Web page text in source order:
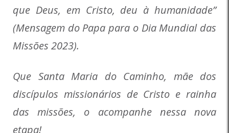
que Deus, em Cristo, deu à humanidade”
(Mensagem do Papa para o Dia Mundial das
Missões 2023).
Que Santa Maria do Caminho, mãe dos
discípulos missionários de Cristo e rainha
das missões, o acompanhe nessa nova
etapa!